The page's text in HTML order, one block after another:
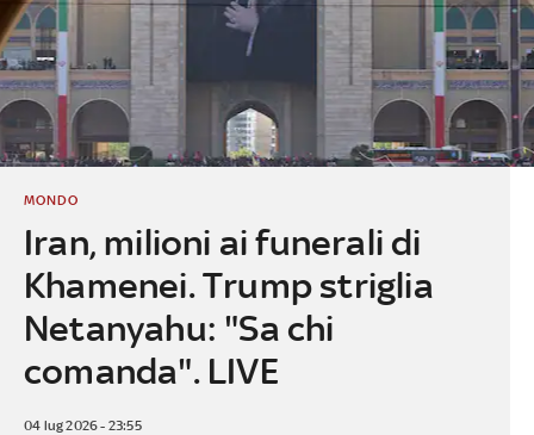
Iran, milioni ai funerali di
Khamenei. Trump striglia
Netanyahu: "Sa chi
comanda". LIVE
MONDO
04 lug 2026 - 23:55